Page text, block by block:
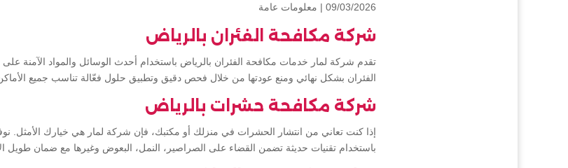
09/03/2026 | معلومات عامة
شركة مكافحة الفئران بالرياض
تقدم شركة لمار خدمات مكافحة الفئران بالرياض باستخدام أحدث الوسائل والمواد الآمنة
الفئران بشكل نهائي ومنع عودتها من خلال فحص دقيق وتطبيق حلول فعّالة تناسب جميع
شركة مكافحة حشرات بالرياض
إذا كنت تعاني من انتشار الحشرات في منزلك أو مكتبك، فإن شركة لمار هي خيارك الأمثل.
باستخدام تقنيات حديثة تضمن القضاء على الصراصير، النمل، البعوض وغيرها مع ضمان